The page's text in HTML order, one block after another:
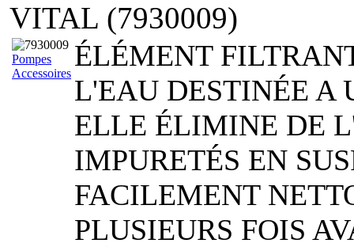
VITAL (7930009)
Pompes
Accessoires
ÉLÉMENT
L'EAU DESTINÉE A
ELLE ÉLIMINE DE
IMPURETÉS EN
FACILEMENT
PLUSIEURS FOIS